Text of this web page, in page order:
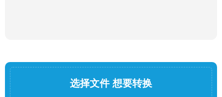
选择文件 想要转换